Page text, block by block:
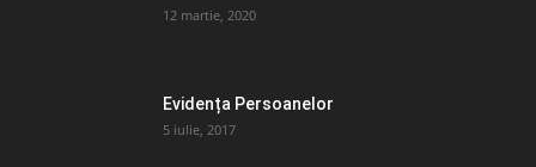
12 martie, 2020
Evidența Persoanelor
5 iulie, 2017